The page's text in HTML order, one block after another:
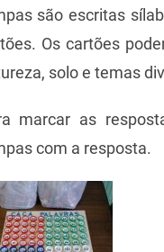
são escritas
Os cartões
solo e temas
marcar as
com a resposta.